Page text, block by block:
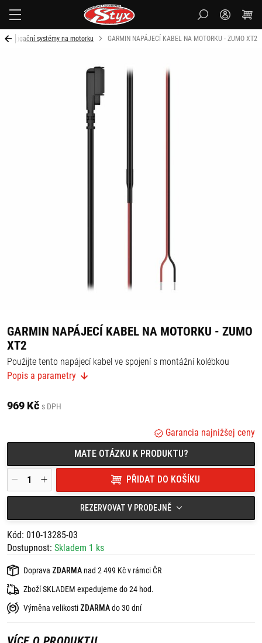
Navigační systémy na motorku GARMIN NAPÁJECÍ KABEL NA MOTORKU - ZUMO XT2
GARMIN NAPÁJECÍ KABEL NA MOTORKU - ZUMO
XT2
Použijte tento napájecí kabel ve spojení s montážní kolébkou
(prodává se samostatně) k napájení vaší navigace zumo® XT2 na
motocyklu.
Popis a parametry
969 Kč s DPH
Garancia najnižšej ceny
MATE OTÁZKU K PRODUKTU?
PŘIDAT DO KOŠÍKU
REZERVOVAT V PRODEJNĚ
Kód: 010-13285-03
Dostupnost: Skladem 1 ks
Doprava ZDARMA nad 2 499 Kč v rámci ČR
Zboží SKLADEM expedujeme do 24 hod.
Výměna velikosti ZDARMAdo 30 dní